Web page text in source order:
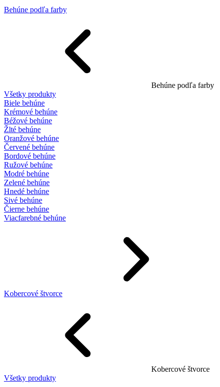
Behúne podľa farby
Behúne podľa farby
Všetky produkty
Biele behúne
Krémové behúne
Béžové behúne
Žlté behúne
Oranžové behúne
Červené behúne
Bordové behúne
Ružové behúne
Modré behúne
Zelené behúne
Hnedé behúne
Sivé behúne
Čierne behúne
Viacfarebné behúne
Kobercové štvorce
Kobercové štvorce
Všetky produkty